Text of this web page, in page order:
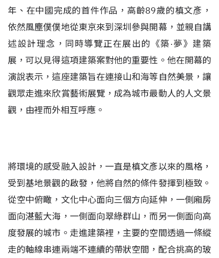
年、在中國完成的首件作品，高齡89歲的槙文彥，
依然風塵僕僕地從東京來到深圳參與開幕，並親自講
述設計理念，同時導覽正在展出的《築·夢》建築
展，可以見得這項建築案對他的重要性。他在開幕的
演說表示，這座建築旨在連接山和海等自然美景，讓
觀眾走進來欣賞藝術展覽，成為城市最動人的人文景
觀，由裡而外相互呼應。
將環境的感受融入設計，一直是槙文彥以來的風格，
受到基地景觀的啟發，他將自然的條件發揮到極致。
從空中俯瞰，文化中心面向三個方向延伸，一側廂房
面向湛藍大海，一側面向翠綠群山，而另一側面向高
度發展的城市。走進建築裡，主要的空間透過一條縱
走的軸線串連兩端不連續的帶狀空間，配合挑高的玻